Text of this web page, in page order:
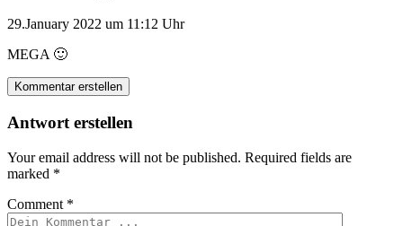
29.January 2022 um 11:12 Uhr
MEGA 🙂
Kommentar erstellen
Antwort erstellen
Your email address will not be published. Required fields are
marked *
Comment *